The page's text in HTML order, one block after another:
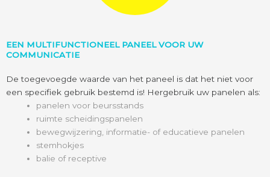
EEN MULTIFUNCTIONEEL PANEEL VOOR UW
COMMUNICATIE
De toegevoegde waarde van het paneel is dat het niet voor
een specifiek gebruik bestemd is! Hergebruik uw panelen als:
panelen voor beursstands
ruimte scheidingspanelen
bewegwijzering, informatie- of educatieve panelen
stemhokjes
balie of receptive